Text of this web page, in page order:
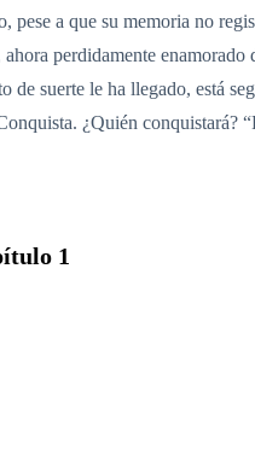
pese a que su memoria no
ahora perdidamente
de suerte le ha llegado, está
¿Quién conquistará?
1